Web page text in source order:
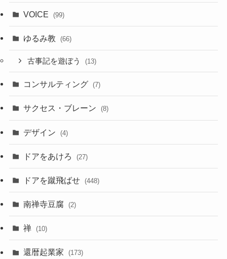
VOICE (99)
ゆるみ教 (66)
古事記を遊ぼう (13)
コンサルティング (7)
サクセス・ブレーン (8)
デザイン (4)
ドアをあけろ (27)
ドアを蹴飛ばせ (448)
南禅寺豆腐 (2)
禅 (10)
還暦起業家 (173)